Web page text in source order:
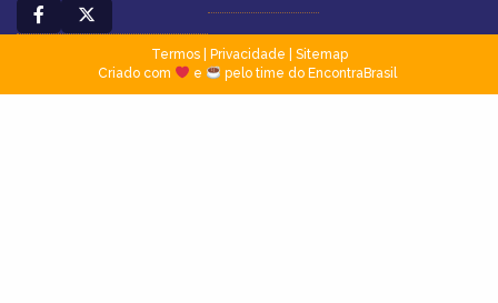
Termos| Privacidade
Sitemap
Criado com
e pelo time do EncontraBrasil